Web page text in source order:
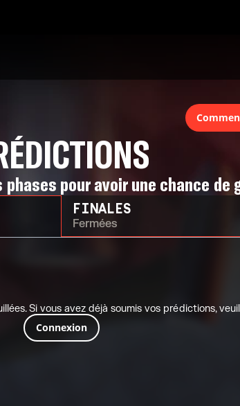
pour avoir une chance de
FINALES
Fermées
Si vous avez déjà soumis vos prédictions,
Connexion